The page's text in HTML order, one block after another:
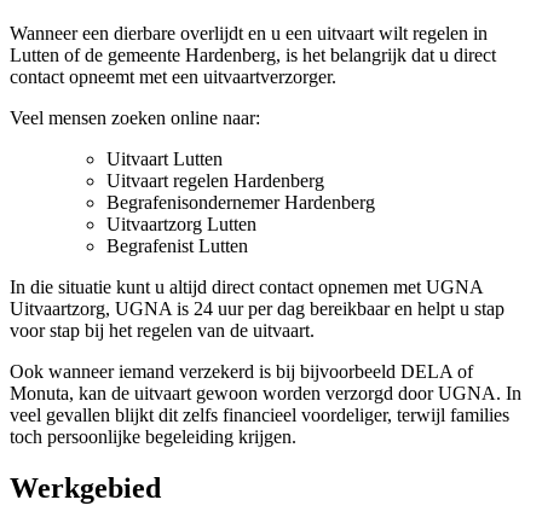
Wanneer een dierbare overlijdt en u een uitvaart wilt regelen in
Lutten of de gemeente Hardenberg, is het belangrijk dat u direct
contact opneemt met een uitvaartverzorger.
Veel mensen zoeken online naar:
Uitvaart Lutten
Uitvaart regelen Hardenberg
Begrafenisondernemer Hardenberg
Uitvaartzorg Lutten
Begrafenist Lutten
In die situatie kunt u altijd direct contact opnemen met UGNA
Uitvaartzorg, UGNA is 24 uur per dag bereikbaar en helpt u stap
voor stap bij het regelen van de uitvaart.
Ook wanneer iemand verzekerd is bij bijvoorbeeld DELA of
Monuta, kan de uitvaart gewoon worden verzorgd door UGNA. In
veel gevallen blijkt dit zelfs financieel voordeliger, terwijl families
toch persoonlijke begeleiding krijgen.
Werkgebied